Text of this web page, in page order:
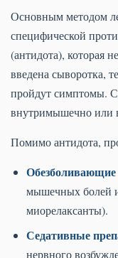
Основным методом
специфической
(антидота), которая
введена сыворотка,
пройдут симптомы.
внутримышечно или
Помимо антидота,
Обезболивающие
мышечных болей
миорелаксанты).
Седативные
нервного